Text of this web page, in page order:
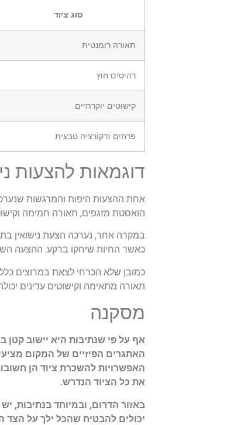
סוג ציוד
תאורה רומנטית
רהיטים חוץ
קישוטים יוקרתיים
פרחים ודקורציה טבעית
דוגמאות להצעות
אחת ההצעות היפות והמרגשות
הואסטת מזגפים, תאורה חמימה
במקרה אחר, נערכה הצעת נישואין
כאשר החיות שיחקו ברקע. ההצעה
כמובן שלא הכרחי לצאת במרוצים
תאורה מתאימה וקישוטים עדינים
מסקנה
אף על פי שנתיבות היא יישוב קטן
האתגרים הפיזיים של המקום
האפשרויות להשכרת ציוד הן
את כל הציוד הנדרש.
באזור הדרום, ובמיוחד בנתיבות,
יכולים להבטיח שהכל ילך על הצד